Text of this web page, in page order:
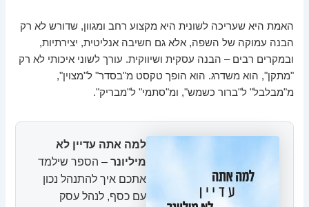
האמת היא שעריכה לשונית היא מקצוע רחב ומגוון, שדורש לא רק
הבנה עמוקה של השפה, אלא גם חשיבה אנליטית, יצירתיות,
ובמקרים רבים – הבנה עסקית ושיווקית. עורך לשוני איכותי לא רק
"מתקן", הוא משדרג. הוא הופך טקסט מ"בסדר" ל"מצוין",
מ"מבלבל" ל"ברור כשמש", ומ"סתמי" ל"מבריק".
למה אתה עדיין לא
מיליונר – הספר שילמד
אתכם איך להתנהל נכון
עם כסף, לנהל עסק